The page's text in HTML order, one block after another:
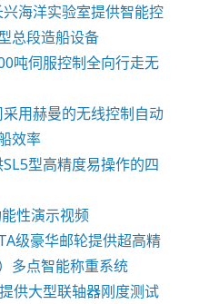
海洋实验室提供智能控
总段造船设备
吨伺服控制全向行走无
用赫曼的无线控制自动
效率
型高精度易操作的四
性演示视频
级豪华邮轮提供超高精
多点智能称重系统
供大型联轴器刚度测试